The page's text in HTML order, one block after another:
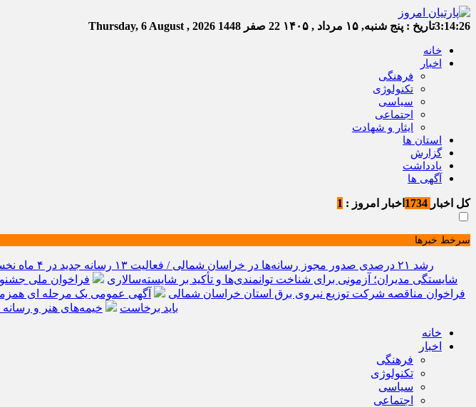
3:14:26تاریخ : پنج شنبه, ۱۵ مرداد , ۱۴۰۵ 22 صفر 1448
خانه
اخبار
فرهنگی
تکنولوژی
سیاسی
اجتماعی
ایثار و شهادت
استان ها
گزارش
یادداشت
آگهی ها
کل اخبار اخبار امروز : 1
سرخط خبرها
رشد ۲۱ درصدی صدور مجوز رسانه‌ها در خراسان شمالی / فعالیت ۱۳ رسانه جدید در ۴ ماه نخست سال
شایستگی مدیران؛ آزمونی برای شناخت توانمندی‌ها و تأکید بر شایسته‌سالاری
فراخوان ملی
فراخوان مناقصه شرکت توزیع نیروی برق استان خراسان شمالی
آگهی عمومی یک مرحله ای
باید برخاست
خیمه‌های هنر و
خانه
اخبار
فرهنگی
تکنولوژی
سیاسی
اجتماعی